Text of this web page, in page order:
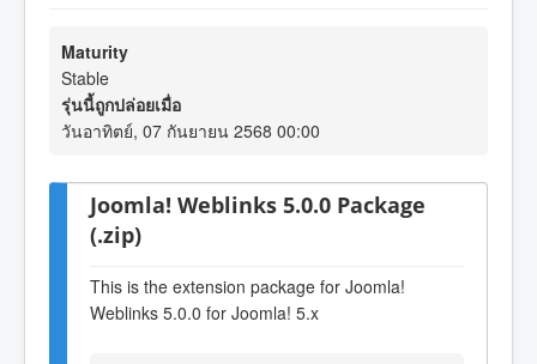
Maturity
Stable
รุ่นนี้ถูกปล่อยเมื่อ
วันอาทิตย์, 07 กันยายน 2568 00:00
Joomla! Weblinks 5.0.0 Package
(.zip)
This is the extension package for Joomla!
Weblinks 5.0.0 for Joomla! 5.x